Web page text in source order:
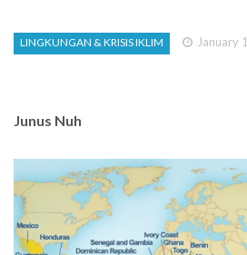
LINGKUNGAN & KRISIS IKLIM January
Junus Nuh